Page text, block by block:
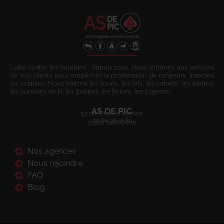
Lutte contre les nuisibles : depuis 2001, nous sommes aux services
de nos clients pour empêcher la prolifération de rongeurs, insectes
ou volatiles. Nous traitons les souris, les rats, les cafards, les blattes,
les punaises de lit, les guêpes, les frelons, les pigeons.
AS DE PIC
52 rue Charles Michels
93200 Saint-Denis
09 80 08 41 80
Nos agences
Nous rejoindre
FAQ
Blog